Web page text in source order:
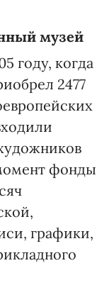
музей
году, когда
2477
фонды
графики,